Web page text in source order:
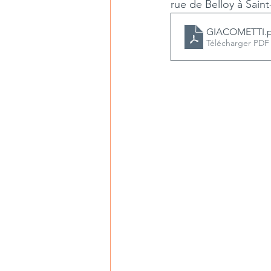
rue de Belloy à
GIACOMETTI
Télécharger PDF